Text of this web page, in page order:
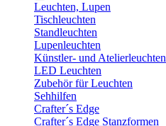
Leuchten, Lupen
Tischleuchten
Standleuchten
Lupenleuchten
Künstler- und Atelierleuchten
LED Leuchten
Zubehör für Leuchten
Sehhilfen
Crafter´s Edge
Crafter´s Edge Stanzformen